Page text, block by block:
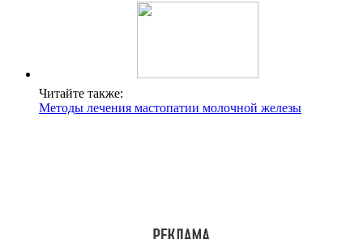
Читайте также:
Методы лечения мастопатии молочной железы